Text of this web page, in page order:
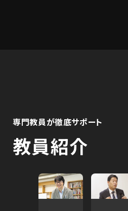
専門教員が徹底サポート
教員紹介